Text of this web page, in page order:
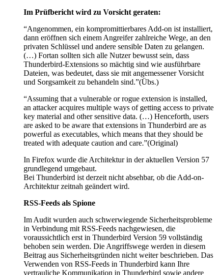
Im Prüfbericht wird zu Vorsicht geraten:
“Angenommen, ein kompromittierbares Add-on ist installiert,
dann eröffnen sich einem Angreifer zahlreiche Wege, an den
privaten Schlüssel und andere sensible Daten zu gelangen.
(…) Fortan sollten sich alle Nutzer bewusst sein, dass
Thunderbird-Extensions so mächtig sind wie ausführbare
Dateien, was bedeutet, dass sie mit angemessener Vorsicht
und Sorgsamkeit zu behandeln sind.”(Übs.)
“Assuming that a vulnerable or rogue extension is installed,
an attacker acquires multiple ways of getting access to private
key material and other sensitive data. (…) Henceforth, users
are asked to be aware that extensions in Thunderbird are as
powerful as executables, which means that they should be
treated with adequate caution and care.”(Original)
In Firefox wurde die Architektur in der aktuellen Version 57
grundlegend umgebaut.
Bei Thunderbird ist derzeit nicht absehbar, ob die Add-on-
Architektur zeitnah geändert wird.
RSS-Feeds als Spione
Im Audit wurden auch schwerwiegende Sicherheitsprobleme
in Verbindung mit RSS-Feeds nachgewiesen, die
voraussichtlich erst in Thunderbird Version 59 vollständig
behoben sein werden. Die Angriffswege werden in diesem
Beitrag aus Sicherheitsgründen nicht weiter beschrieben. Das
Verwenden von RSS-Feeds in Thunderbird kann Ihre
vertrauliche Kommunikation in Thunderbird sowie andere